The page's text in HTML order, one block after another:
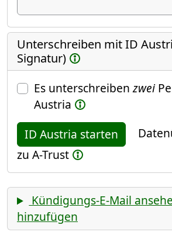
Unterschreiben mit ID
Signatur)
Es unterschreibenzwei
Austria
ID Austria starten
zu A-Trust
Kündigungs-E-Mail
hinzufügen